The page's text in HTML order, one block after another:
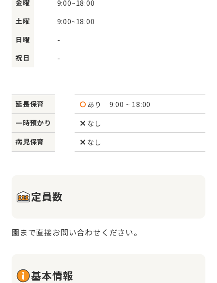
金曜 9:00~18:00
土曜
9:00~18:00
日曜
-
祝日
-
延長保育 あり
9:00 ~ 18:00
一時預かり
なし
病児保育
なし
定員数
園まで直接お問い合わせください。
基本情報